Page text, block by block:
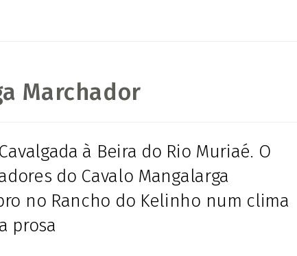
Marchador
à Beira do Rio Muriaé. O
do Cavalo Mangalarga
no Rancho do Kelinho num clima
prosa